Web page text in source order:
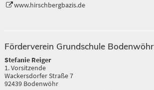
www.hirschbergbazis.de
Förderverein Grundschule Bodenwöhr
Stefanie Reiger
1. Vorsitzende
Wackersdorfer Straße 7
92439 Bodenwöhr